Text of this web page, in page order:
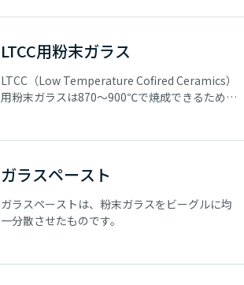
す。細い穴や塗り代が厚いなどの塗布や印刷が困
LTCC用粉末ガラス
LTCC（Low Temperature Cofired Ceramics）
用粉末ガラスは870～900℃で焼成できるため、
す。
ガラスペースト
ガラスペーストは、粉末ガラスをビーグルに均
一分散させたものです。